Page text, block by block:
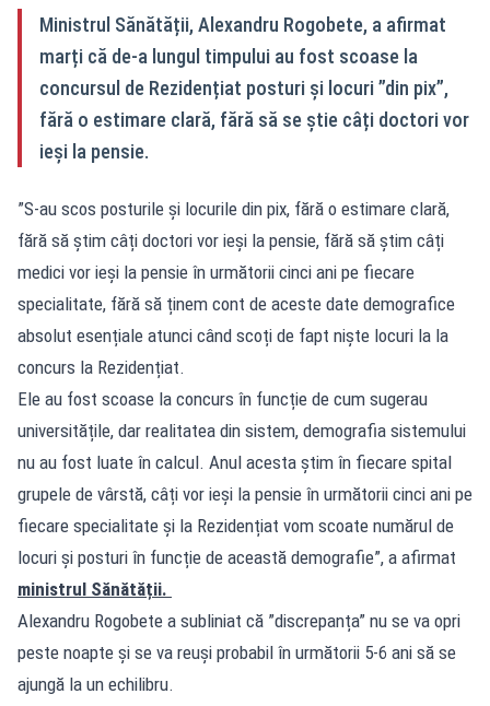
Ministrul Sănătății, Alexandru Rogobete, a afirmat
marți că de-a lungul timpului au fost scoase la
concursul de Rezidențiat posturi și locuri ”din pix”,
fără o estimare clară, fără să se știe câți doctori vor
ieși la pensie.
”S-au scos posturile și locurile din pix, fără o estimare clară,
fără să știm câți doctori vor ieși la pensie, fără să știm câți
medici vor ieși la pensie în următorii cinci ani pe fiecare
specialitate, fără să ținem cont de aceste date demografice
absolut esențiale atunci când scoți de fapt niște locuri la la
concurs la Rezidențiat.
Ele au fost scoase la concurs în funcție de cum sugerau
universitățile, dar realitatea din sistem, demografia sistemului
nu au fost luate în calcul. Anul acesta știm în fiecare spital
grupele de vârstă, câți vor ieși la pensie în următorii cinci ani pe
fiecare specialitate și la Rezidențiat vom scoate numărul de
locuri și posturi în funcție de această demografie”, a afirmat
ministrul Sănătății.
Alexandru Rogobete a subliniat că ”discrepanța” nu se va opri
peste noapte și se va reuși probabil în următorii 5-6 ani să se
ajungă la un echilibru.